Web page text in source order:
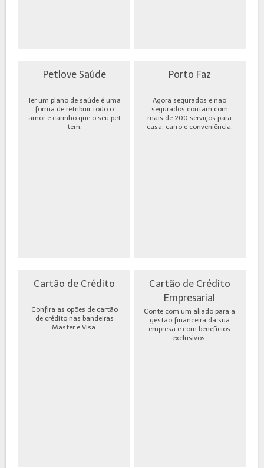
Petlove Saúde
Ter um plano de saúde é uma
forma de retribuir todo o
amor e carinho que o seu pet
tem.
Porto Faz
Agora segurados e não
segurados contam com
mais de 200 serviços para
casa, carro e conveniência.
Cartão de Crédito
Confira as opões de cartão
de crédito nas bandeiras
Master e Visa.
Cartão de Crédito
Empresarial
Conte com um aliado para a
gestão financeira da sua
empresa e com benefícios
exclusivos.